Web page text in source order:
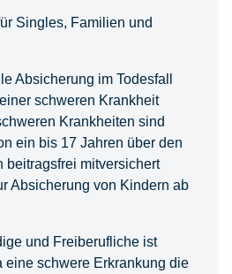
Singles, Familien und
Absicherung im Todesfall
schweren Krankheit
Krankheiten sind
ein bis 17 Jahren über den
beitragsfrei mitversichert
Absicherung von Kindern ab
und Freiberufliche ist
eine schwere Erkrankung die